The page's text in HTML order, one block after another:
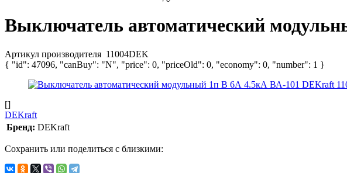
Выключатель автоматический
Артикул производителя 11004DEK
{ "id": 47096, "canBuy": "N", "price": 0, "priceOld": 0, "economy": 0, "number": 1 }
[]
DEKraft
Бренд: DEKraft
Сохранить или поделиться с близкими: